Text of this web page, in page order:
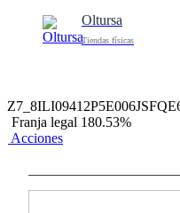
Oltursa
Tiendas físicas
Franja legal 180.53%
Acciones